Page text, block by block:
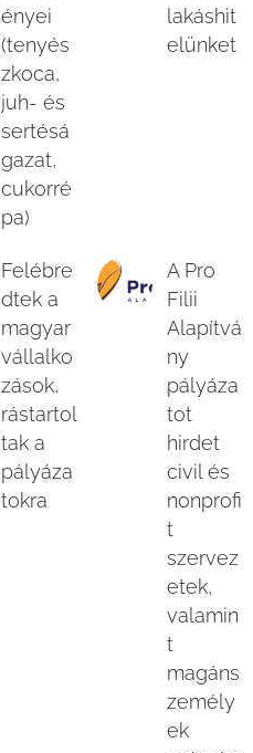
ényei
(tenyés
zkoca,
juh- és
sertésá
gazat,
cukorré
pa)
lakáshit
elünket
Felébre
dtek a
magyar
vállalko
zások,
rástartol
tak a
pályáza
tokra
A Pro
Filii
Alapítvá
ny
pályáza
tot
hirdet
civil és
nonprofi
t
szervez
etek,
valamin
t
magáns
zemély
ek